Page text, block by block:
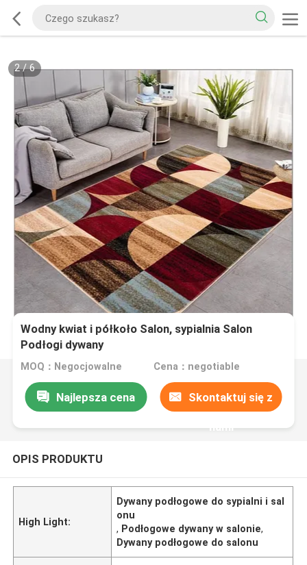
2/6
Wodny kwiat i półkoło Salon, sypialnia Salon
Podłogi dywany
MOQ：Negocjowalne Cena：negotiable
Najlepsza cena Skontaktuj się z
nami
OPIS PRODUKTU
High Light:
Dywany podłogowe do sypialni i sal
onu
, Podłogowe dywany w salonie,
Dywany podłogowe do salonu